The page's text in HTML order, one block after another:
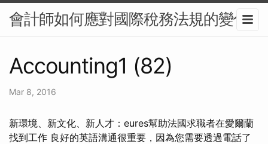
會計師如何應對國際稅務法規的變化
Accounting1 (82)
Mar 8, 2016
新環境、新文化、新人才：eures幫助法國求職者在愛爾蘭
找到工作 良好的英語溝通很重要，因為您需要透過電話了